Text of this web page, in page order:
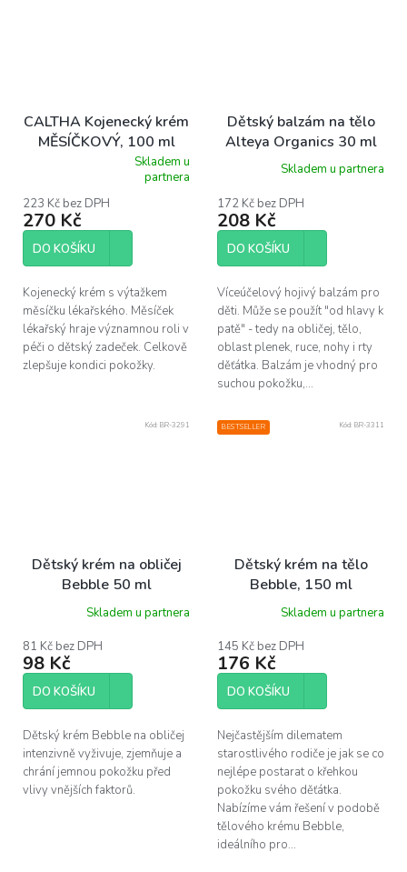
CALTHA Kojenecký krém
MĚSÍČKOVÝ, 100 ml
produktu
je
5,0
5
Skladem u
partnera
223 Kč bez DPH
270 Kč
DO KOŠÍKU
Kojenecký krém s výtažkem
měsíčku lékařského. Měsíček
lékařský hraje významnou roli v
péči o dětský zadeček. Celkově
zlepšuje kondici pokožky.
Dětský balzám na tělo
Alteya Organics 30 ml
Skladem u partnera
172 Kč bez DPH
208 Kč
DO KOŠÍKU
Víceúčelový hojivý balzám pro
děti. Může se použít "od hlavy k
patě" - tedy na obličej, tělo,
oblast plenek, ruce, nohy i rty
děťátka. Balzám je vhodný pro
suchou pokožku,...
Dětský krém na obličej
Bebble 50 ml
Skladem u partnera
81 Kč bez DPH
98 Kč
DO KOŠÍKU
Dětský krém Bebble na obličej
intenzivně vyživuje, zjemňuje a
chrání jemnou pokožku před
vlivy vnějších faktorů.
Kód: BR-3291 BESTSELLER
Dětský krém na tělo
Bebble, 150 ml
Skladem u partnera
145 Kč bez DPH
176 Kč
DO KOŠÍKU
Nejčastějším dilematem
starostlivého rodiče je jak se co
nejlépe postarat o křehkou
pokožku svého děťátka.
Nabízíme vám řešení v podobě
tělového krému Bebble,
ideálního pro...
Kód: BR-3311